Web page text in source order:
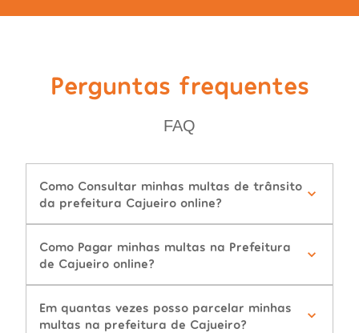
Perguntas frequentes
FAQ
Como Consultar minhas multas de trânsito
da prefeitura Cajueiro online?
Como Pagar minhas multas na Prefeitura
de Cajueiro online?
Em quantas vezes posso parcelar minhas
multas na prefeitura de Cajueiro?